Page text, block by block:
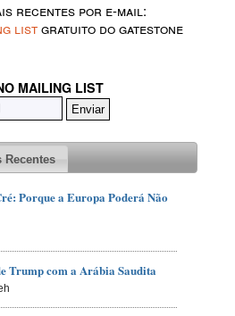
recentes por e-mail:
listgratuito do gatestone
MAILING LIST
Recentes
Porque a Europa Poderá Não
Trump com a Arábia Saudita